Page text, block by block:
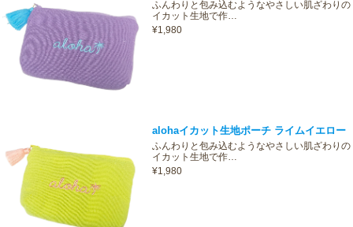
ふんわりと包み込むようなやさしい肌ざわりの
イカット生地で作…
¥1,980
alohaイカット生地ポーチ ライムイエロー
ふんわりと包み込むようなやさしい肌ざわりの
イカット生地で作…
¥1,980